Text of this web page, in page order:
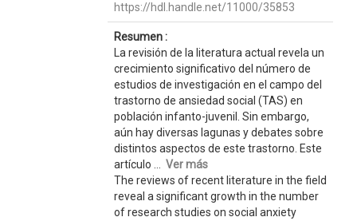
https://hdl.handle.net/11000/35853
Resumen :
La revisión de la literatura actual revela un
crecimiento significativo del número de
estudios de investigación en el campo del
trastorno de ansiedad social (TAS) en
población infanto-juvenil. Sin embargo,
aún hay diversas lagunas y debates sobre
distintos aspectos de este trastorno. Este
artículo ... Ver más
The reviews of recent literature in the field
reveal a significant growth in the number
of research studies on social anxiety